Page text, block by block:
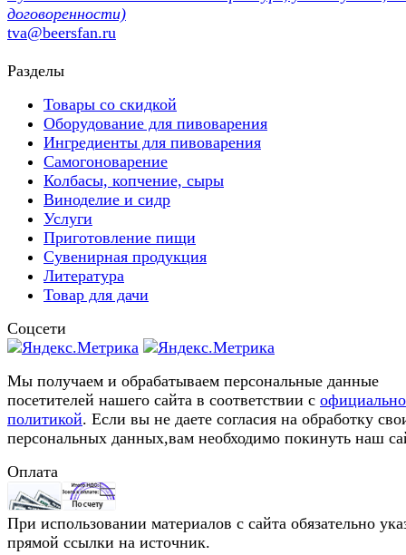
договоренности)
tva@beersfan.ru
Разделы
Товары со скидкой
Оборудование для пивоварения
Ингредиенты для пивоварения
Самогоноварение
Колбасы, копчение, сыры
Виноделие и сидр
Услуги
Приготовление пищи
Сувенирная продукция
Литература
Товар для дачи
Соцсети
Мы получаем и обрабатываем персональные данные
посетителей нашего сайта в соответствии с
политикой. Если вы не даете согласия на обработку
персональных данных,вам необходимо покинуть наш
Оплата
При использовании материалов с сайта обязательно
прямой ссылки на источник.